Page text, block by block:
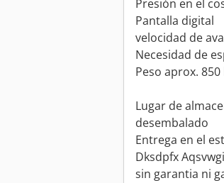
Presión en el
Pantalla digital
velocidad de
Necesidad de
Peso aprox. 850
Lugar de
desembalado
Entrega en el
Dksdpfx
sin garantia ni